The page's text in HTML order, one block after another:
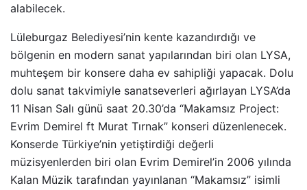
alabilecek.
Lüleburgaz Belediyesi’nin kente kazandırdığı ve
bölgenin en modern sanat yapılarından biri olan LYSA,
muhteşem bir konsere daha ev sahipliği yapacak. Dolu
dolu sanat takvimiyle sanatseverleri ağırlayan LYSA’da
11 Nisan Salı günü saat 20.30’da “Makamsız Project:
Evrim Demirel ft Murat Tırnak” konseri düzenlenecek.
Konserde Türkiye’nin yetiştirdiği değerli
müzisyenlerden biri olan Evrim Demirel’in 2006 yılında
Kalan Müzik tarafından yayınlanan “Makamsız” isimli